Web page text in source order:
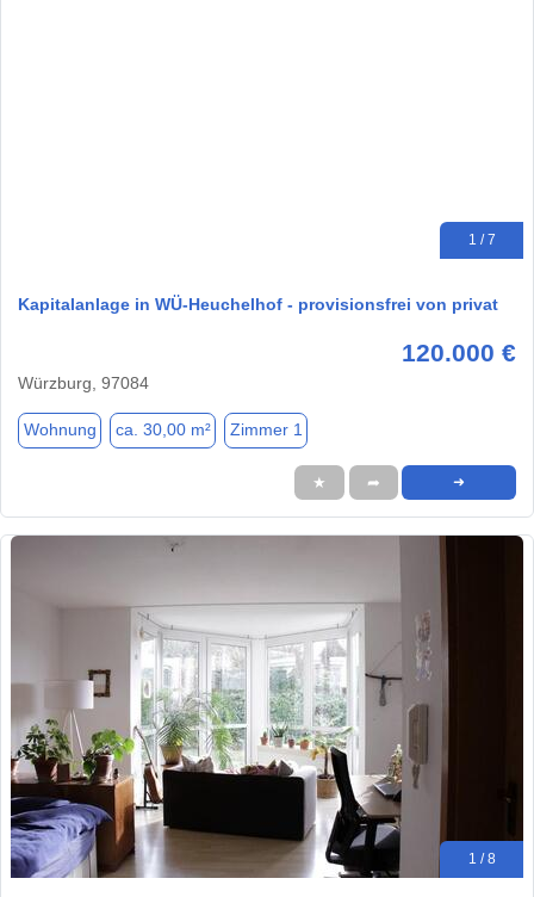
1 / 7
Kapitalanlage in WÜ-Heuchelhof - provisionsfrei von privat
120.000 €
Würzburg, 97084
Wohnung ca. 30,00 m² Zimmer 1
★ ➦ ➜
1 / 8